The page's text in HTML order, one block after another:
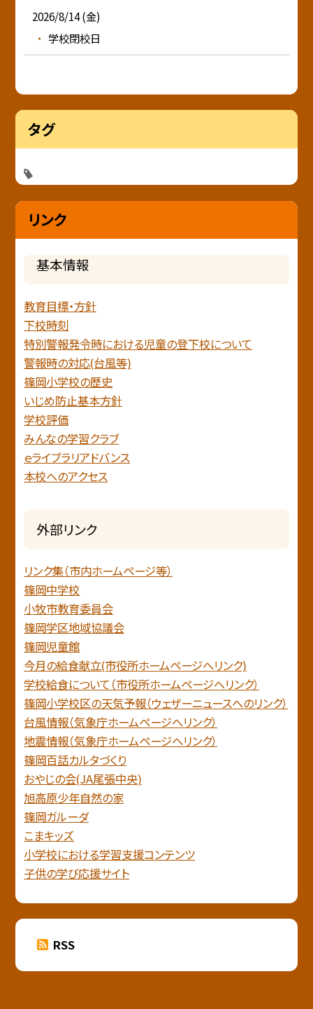
2026/8/14 (金)
学校閉校日
タグ
リンク
基本情報
教育目標・方針
下校時刻
特別警報発令時における児童の登下校について
警報時の対応(台風等)
篠岡小学校の歴史
いじめ防止基本方針
学校評価
みんなの学習クラブ
ｅライブラリアドバンス
本校へのアクセス
外部リンク
リンク集（市内ホームページ等）
篠岡中学校
小牧市教育委員会
篠岡学区地域協議会
篠岡児童館
今月の給食献立(市役所ホームページへリンク)
学校給食について（市役所ホームページへリンク）
篠岡小学校区の天気予報（ウェザーニュースへのリンク）
台風情報（気象庁ホームページへリンク）
地震情報（気象庁ホームページヘリンク）
篠岡百話カルタづくり
おやじの会(JA尾張中央)
旭高原少年自然の家
篠岡ガルーダ
こまキッズ
小学校における学習支援コンテンツ
子供の学び応援サイト
RSS